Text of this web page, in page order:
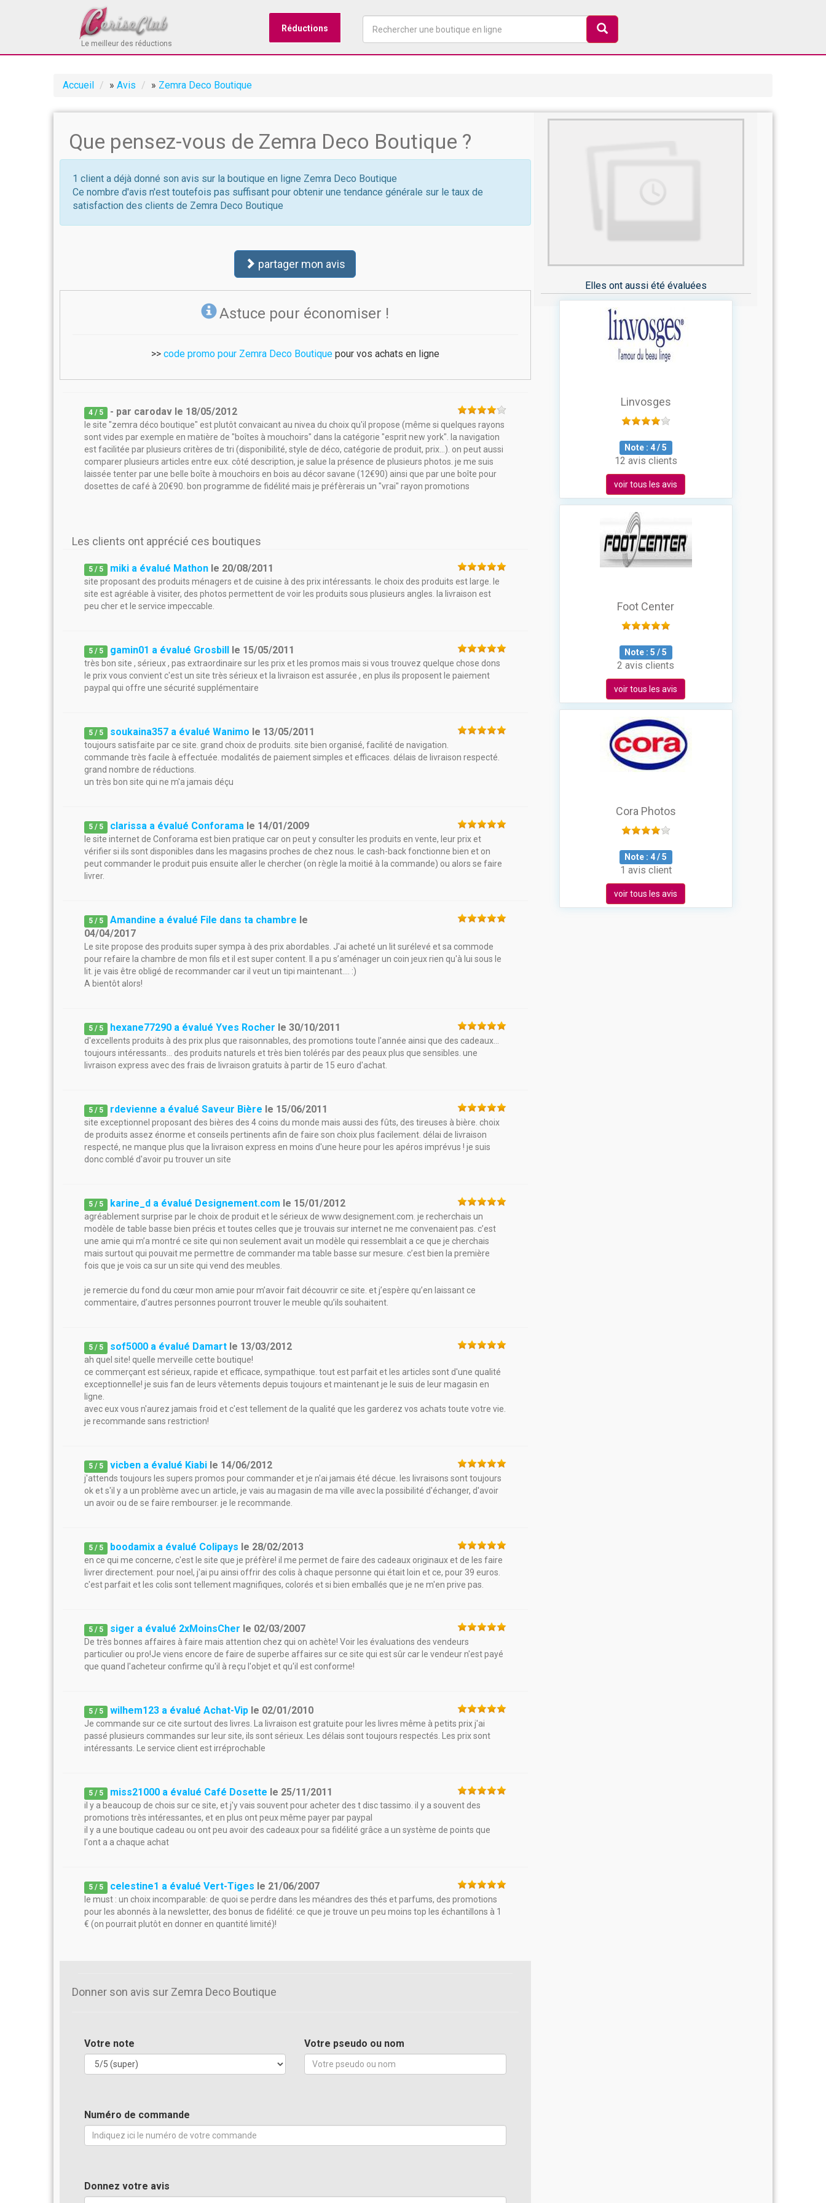
Le meilleur des réductions
Réductions
Accueil » Avis » Zemra Deco Boutique
Que pensez-vous de Zemra Deco Boutique ?
1 client a déjà donné son avis sur la boutique en ligne Zemra Deco Boutique
Ce nombre d'avis n'est toutefois pas suffisant pour obtenir une tendance générale sur le taux de
satisfaction des clients de Zemra Deco Boutique
partager mon avis
Astuce pour économiser !
>> code promo pour Zemra Deco Boutiquepour vos achats en ligne
4 / 5 - par carodav le 18/05/2012
le site "zemra déco boutique" est plutôt convaicant au nivea du choix qu'il propose (même si quelques rayons
sont vides par exemple en matière de "boîtes à mouchoirs" dans la catégorie "esprit new york". la navigation
est facilitée par plusieurs critères de tri (disponibilité, style de déco, catégorie de produit, prix...). on peut aussi
comparer plusieurs articles entre eux. côté description, je salue la présence de plusieurs photos. je me suis
laissée tenter par une belle boîte à mouchoirs en bois au décor savane (12€90) ainsi que par une boîte pour
dosettes de café à 20€90. bon programme de fidélité mais je préfèrerais un "vrai" rayon promotions
Les clients ont apprécié ces boutiques
5 / 5 miki a évalué Mathon le 20/08/2011
site proposant des produits ménagers et de cuisine à des prix intéressants. le choix des produits est large. le
site est agréable à visiter, des photos permettent de voir les produits sous plusieurs angles. la livraison est
peu cher et le service impeccable.
5 / 5 gamin01 a évalué Grosbill le 15/05/2011
très bon site , sérieux , pas extraordinaire sur les prix et les promos mais si vous trouvez quelque chose dons
le prix vous convient c'est un site très sérieux et la livraison est assurée , en plus ils proposent le paiement
paypal qui offre une sécurité supplémentaire
5 / 5 soukaina357 a évalué Wanimo le 13/05/2011
toujours satisfaite par ce site. grand choix de produits. site bien organisé, facilité de navigation.
commande très facile à effectuée. modalités de paiement simples et efficaces. délais de livraison respecté.
grand nombre de réductions.
un très bon site qui ne m'a jamais déçu
5 / 5 clarissa a évalué Conforama le 14/01/2009
le site internet de Conforama est bien pratique car on peut y consulter les produits en vente, leur prix et
vérifier si ils sont disponibles dans les magasins proches de chez nous. le cash-back fonctionne bien et on
peut commander le produit puis ensuite aller le chercher (on règle la moitié à la commande) ou alors se faire
livrer.
5 / 5 Amandine a évalué File dans ta chambre le
04/04/2017
Le site propose des produits super sympa à des prix abordables. J'ai acheté un lit surélevé et sa commode
pour refaire la chambre de mon fils et il est super content. Il a pu s’aménager un coin jeux rien qu'à lui sous le
lit. je vais être obligé de recommander car il veut un tipi maintenant.... :)
A bientôt alors!
5 / 5 hexane77290 a évalué Yves Rocher le30/10/2011
d'excellents produits à des prix plus que raisonnables, des promotions toute l'année ainsi que des cadeaux...
toujours intéressants... des produits naturels et très bien tolérés par des peaux plus que sensibles. une
livraison express avec des frais de livraison gratuits à partir de 15 euro d'achat.
5 / 5 rdevienne a évalué Saveur Bière le 15/06/2011
site exceptionnel proposant des bières des 4 coins du monde mais aussi des fûts, des tireuses à bière. choix
de produits assez énorme et conseils pertinents afin de faire son choix plus facilement. délai de livraison
respecté, ne manque plus que la livraison express en moins d'une heure pour les apéros imprévus ! je suis
donc comblé d'avoir pu trouver un site
5 / 5 karine_d a évalué Designement.com le 15/01/2012
agréablement surprise par le choix de produit et le sérieux de www.designement.com. je recherchais un
modèle de table basse bien précis et toutes celles que je trouvais sur internet ne me convenaient pas. c’est
une amie qui m’a montré ce site qui non seulement avait un modèle qui ressemblait a ce que je cherchais
mais surtout qui pouvait me permettre de commander ma table basse sur mesure. c’est bien la première
fois que je vois ca sur un site qui vend des meubles.
je remercie du fond du cœur mon amie pour m’avoir fait découvrir ce site. et j’espère qu’en laissant ce
commentaire, d’autres personnes pourront trouver le meuble qu’ils souhaitent.
5 / 5 sof5000 a évalué Damart le 13/03/2012
ah quel site! quelle merveille cette boutique!
ce commerçant est sérieux, rapide et efficace, sympathique. tout est parfait et les articles sont d'une qualité
exceptionnelle! je suis fan de leurs vêtements depuis toujours et maintenant je le suis de leur magasin en
ligne.
avec eux vous n'aurez jamais froid et c'est tellement de la qualité que les garderez vos achats toute votre vie.
je recommande sans restriction!
5 / 5 vicben a évalué Kiabi le 14/06/2012
j'attends toujours les supers promos pour commander et je n'ai jamais été décue. les livraisons sont toujours
ok et s'il y a un problème avec un article, je vais au magasin de ma ville avec la possibilité d'échanger, d'avoir
un avoir ou de se faire rembourser. je le recommande.
5 / 5 boodamix a évalué Colipays le 28/02/2013
en ce qui me concerne, c'est le site que je préfère! il me permet de faire des cadeaux originaux et de les faire
livrer directement. pour noel, j'ai pu ainsi offrir des colis à chaque personne qui était loin et ce, pour 39 euros.
c'est parfait et les colis sont tellement magnifiques, colorés et si bien emballés que je ne m'en prive pas.
5 / 5 siger a évalué 2xMoinsCher le 02/03/2007
De très bonnes affaires à faire mais attention chez qui on achète! Voir les évaluations des vendeurs
particulier ou pro!Je viens encore de faire de superbe affaires sur ce site qui est sûr car le vendeur n'est payé
que quand l'acheteur confirme qu'il à reçu l'objet et qu'il est conforme!
5 / 5 wilhem123 a évalué Achat-Vip le 02/01/2010
Je commande sur ce cite surtout des livres. La livraison est gratuite pour les livres même à petits prix j'ai
passé plusieurs commandes sur leur site, ils sont sérieux. Les délais sont toujours respectés. Les prix sont
intéressants. Le service client est irréprochable
5 / 5 miss21000 a évalué Café Dosette le 25/11/2011
il y a beaucoup de chois sur ce site, et j'y vais souvent pour acheter des t disc tassimo. il y a souvent des
promotions très intéressantes, et en plus ont peux même payer par paypal
il y a une boutique cadeau ou ont peu avoir des cadeaux pour sa fidélité grâce a un système de points que
l'ont a a chaque achat
5 / 5 celestine1 a évalué Vert-Tiges le 21/06/2007
le must : un choix incomparable: de quoi se perdre dans les méandres des thés et parfums, des promotions
pour les abonnés à la newsletter, des bonus de fidélité: ce que je trouve un peu moins top les échantillons à 1
€ (on pourrait plutôt en donner en quantité limité)!
Donner son avis sur Zemra Deco Boutique
Votre note Votre pseudo ou nom
Numéro de commande
Donnez votre avis
Elles ont aussi été évaluées
Linvosges
Note : 4/5
12 avis clients
voir tous les avis
Foot Center
Note :5 /5
2 avis clients
voir tous les avis
Cora Photos
Note : 4/5
1 avis client
voir tous les avis